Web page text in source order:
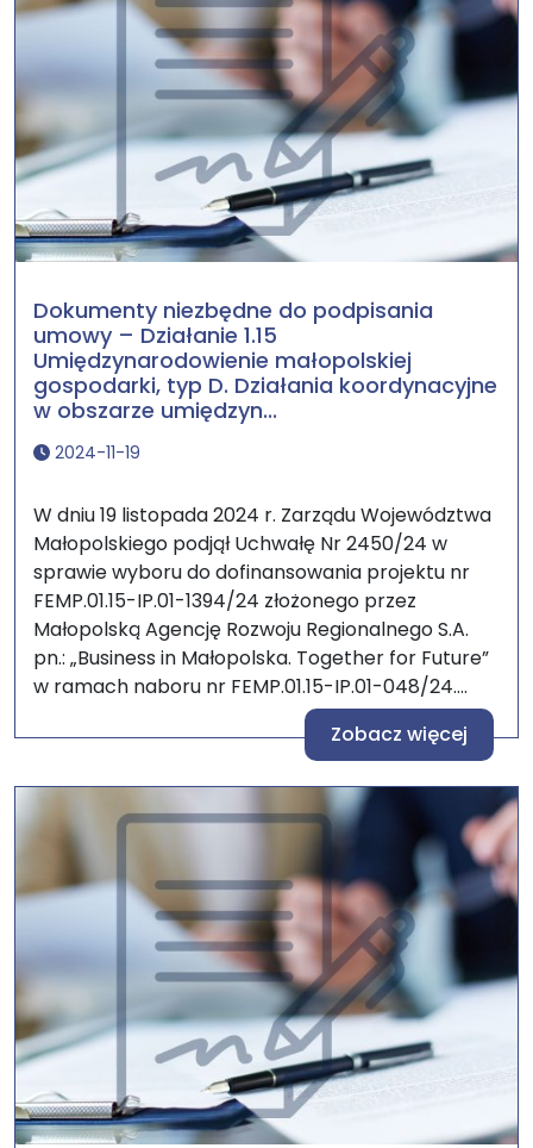
Dokumenty niezbędne do podpisania
umowy – Działanie 1.15
Umiędzynarodowienie małopolskiej
gospodarki, typ D. Działania koordynacyjne
w obszarze umiędzyn...
2024-11-19
W dniu 19 listopada 2024 r. Zarządu Województwa
Małopolskiego podjął Uchwałę Nr 2450/24 w
sprawie wyboru do dofinansowania projektu nr
FEMP.01.15-IP.01-1394/24 złożonego przez
Małopolską Agencję Rozwoju Regionalnego S.A.
pn.: „Business in Małopolska. Together for Future”
w ramach naboru nr FEMP.01.15-IP.01-048/24....
Zobacz więcej